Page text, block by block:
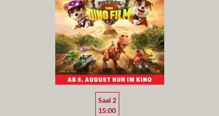
Saal 2
15:00